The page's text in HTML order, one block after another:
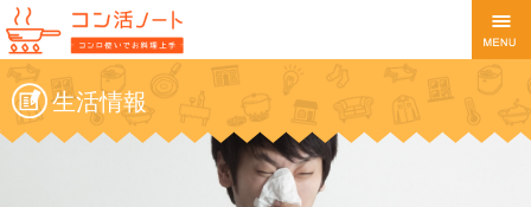
生活情報